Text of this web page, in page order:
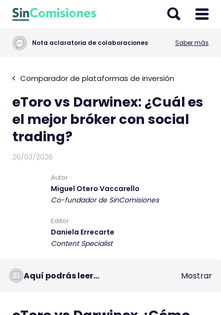
Nota aclaratoria de colaboraciones Saber más
Comparador de plataformas de inversión
eToro vs Darwinex: ¿Cuál es
el mejor bróker con social
trading?
26/03/2026
Autor
Miguel Otero Vaccarello
Co-fundador de SinComisiones
Editor
Daniela Errecarte
Content Specialist
Aquí podrás leer... Mostrar